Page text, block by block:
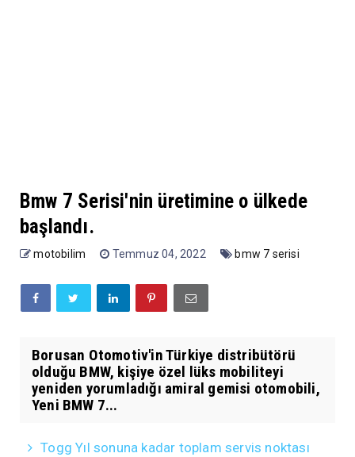
Bmw 7 Serisi'nin üretimine o ülkede
başlandı.
motobilim Temmuz 04, 2022 bmw 7 serisi
Borusan Otomotiv'in Türkiye distribütörü
olduğu BMW, kişiye özel lüks mobiliteyi
yeniden yorumladığı amiral gemisi otomobili,
Yeni BMW 7...
Togg Yıl sonuna kadar toplam servis noktası